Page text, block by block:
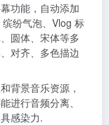
功能，自动添加
纷气泡、Vlog 标
圆体、宋体等多
对齐、多色描边
背景音乐资源，
进行音频分离、
感染力.